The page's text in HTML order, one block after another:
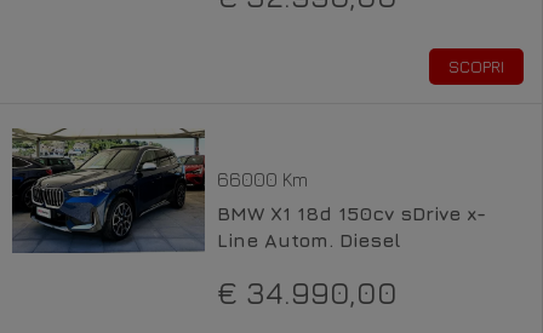
SCOPRI
66000 Km
BMW X1 18d 150cv sDrive x-
Line Autom. Diesel
€ 34.990,00